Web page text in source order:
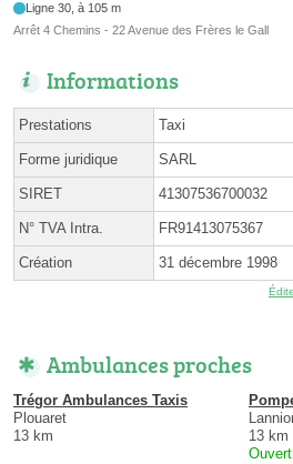
Ligne 30, à 105 m
Arrêt 4 Chemins - 22 Avenue des Frères le Gall
Informations
Prestations Taxi
Forme juridique SARL
SIRET 41307536700032
N° TVA Intra. FR91413075367
Création 31 décembre 1998
Ambulances proches
Trégor Ambulances Taxis
Plouaret
13 km
13 km